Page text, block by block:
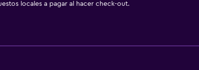
locales a pagar al hacer check-out.